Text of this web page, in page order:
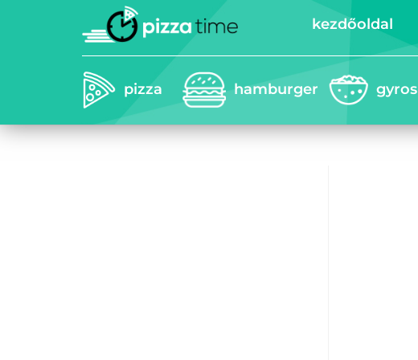
kezdőoldal
pizza hamburger gyros